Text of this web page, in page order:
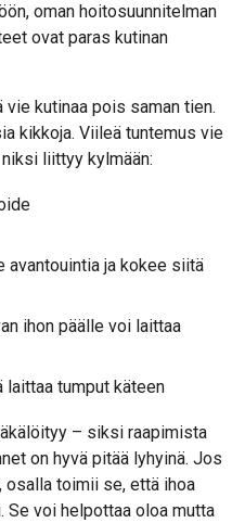
oman hoitosuunnitelman
ovat paras kutinan
kutinaa pois saman tien.
kikkoja. Viileä tuntemus vie
liittyy kylmään:
ja kokee siitä
ihon päälle voi laittaa
tumput käteen
– siksi raapimista
on hyvä pitää lyhyinä. Jos
osalla toimii se, että ihoa
Se voi helpottaa oloa mutta